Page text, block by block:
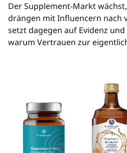
Der Supplement-Markt
drängen mit Influencern nach
setzt dagegen auf Evidenz
warum Vertrauen zur